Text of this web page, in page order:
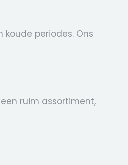
periodes. Ons
ruim assortiment,